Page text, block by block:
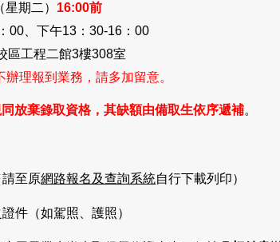
期二） 16:00前
00、下午13：30-16：00
區工程二館3樓308室
理報到業務，請多加留意。
放棄錄取資格，其缺額由備取生依序遞補。
至原網路報名及查詢系統自行下載列印）
件（如駕照、護照）